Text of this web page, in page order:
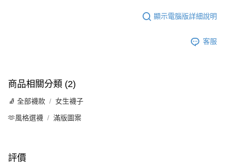
顯示電腦版詳細說明
客服
商品相關分類 (2)
🧦 全部襪款 女生襪子
🫶風格選襪 滿版圖案
評價